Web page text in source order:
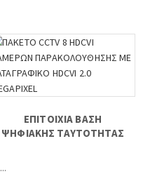
ΕΠΙΤΟΙΧΙΑ ΒΑΣΗ
ΨΗΦΙΑΚΗΣ ΤΑΥΤΟΤΗΤΑΣ
...